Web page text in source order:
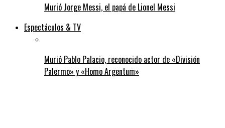
Murió Jorge Messi, el papá de Lionel Messi
Espectáculos & TV
Murió Pablo Palacio, reconocido actor de «División
Palermo» y «Homo Argentum»